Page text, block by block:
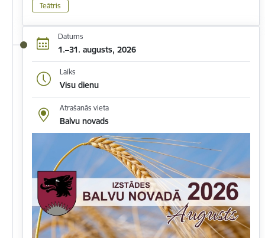
Teātris
Datums
1.–31. augusts, 2026
Laiks
Visu dienu
Atrašanās vieta
Balvu novads